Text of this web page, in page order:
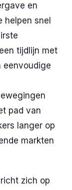
en
helpen snel
tijdlijn met
eenvoudige
pad van
langer op
markten
zich op